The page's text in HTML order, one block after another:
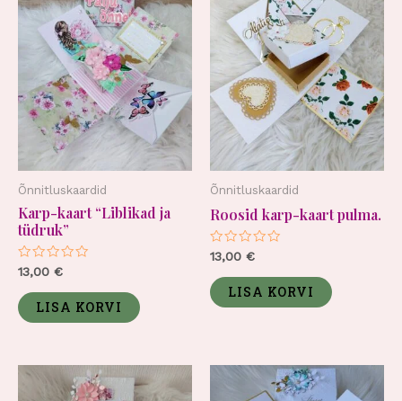
Õnnitluskaardid
Karp-kaart “Liblikad ja
tüdruk”
Hinnanguga
5
13,00 €
LISA KORVI
Õnnitluskaardid
Roosid karp-kaart pulma.
Hinnanguga
5
13,00 €
LISA KORVI